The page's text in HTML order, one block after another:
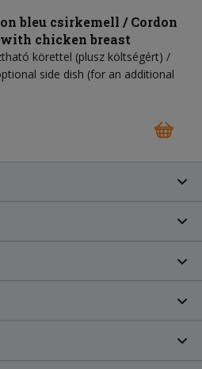
bleu csirkemell / Cordon
chicken breast
körettel (plusz költségért) /
side dish (for an additional